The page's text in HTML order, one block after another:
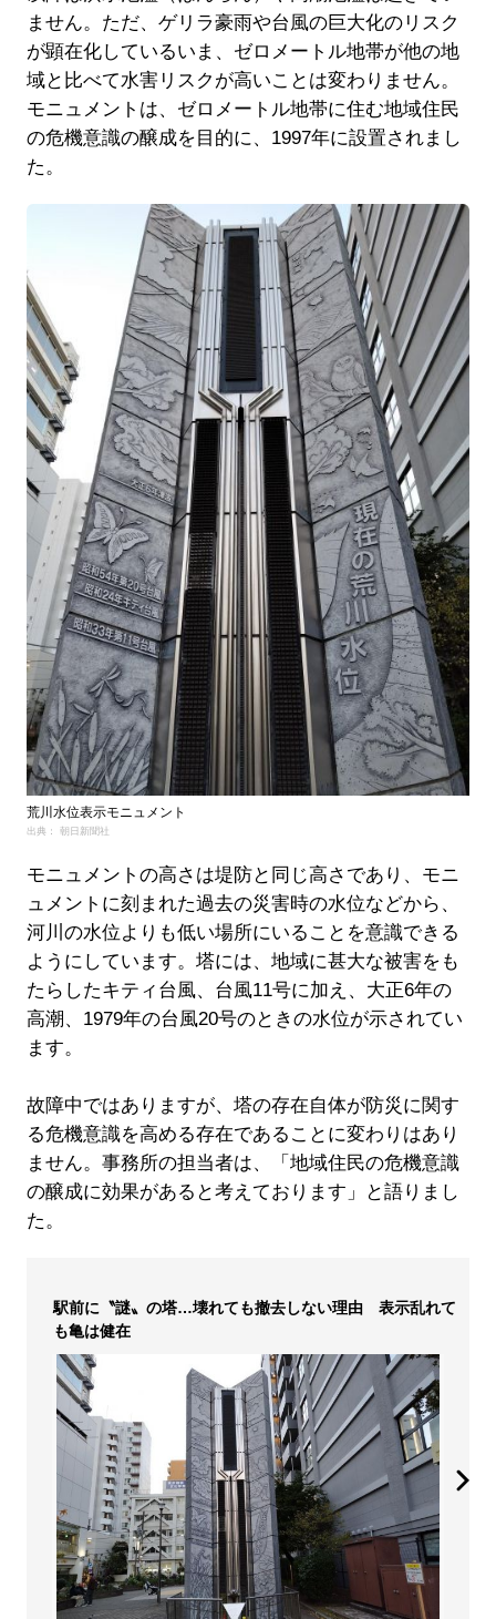
ません。ただ、ゲリラ豪雨や台風の巨大化のリスク
が顕在化しているいま、ゼロメートル地帯が他の地
域と比べて水害リスクが高いことは変わりません。
モニュメントは、ゼロメートル地帯に住む地域住民
の危機意識の醸成を目的に、1997年に設置されまし
た。
荒川水位表示モニュメント
出典： 朝日新聞社
モニュメントの高さは堤防と同じ高さであり、モニ
ュメントに刻まれた過去の災害時の水位などから、
河川の水位よりも低い場所にいることを意識できる
ようにしています。塔には、地域に甚大な被害をも
たらしたキティ台風、台風11号に加え、大正6年の
高潮、1979年の台風20号のときの水位が示されてい
ます。
故障中ではありますが、塔の存在自体が防災に関す
る危機意識を高める存在であることに変わりはあり
ません。事務所の担当者は、「地域住民の危機意識
の醸成に効果があると考えております」と語りまし
た。
駅前に〝謎〟の塔…壊れても撤去しない理由 表示乱れて
も亀は健在